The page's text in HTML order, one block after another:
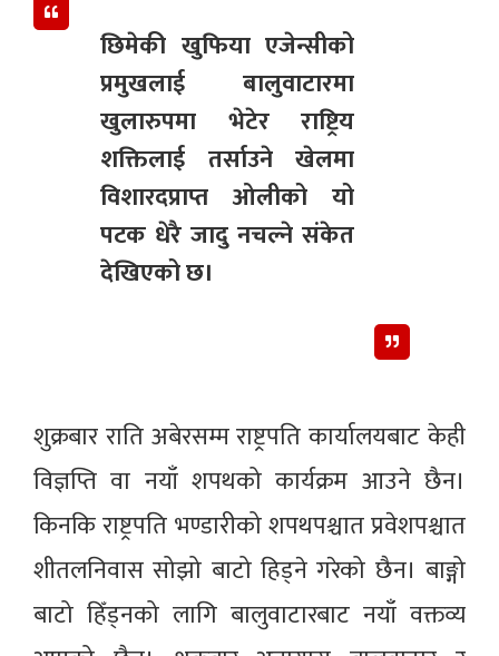
छिमेकी खुफिया एजेन्सीको
प्रमुखलाई बालुवाटारमा
खुलारुपमा भेटेर राष्ट्रिय
शक्तिलाई तर्साउने खेलमा
विशारदप्राप्त ओलीको यो
पटक धेरै जादु नचल्ने संकेत
देखिएको छ।
शुक्रबार राति अबेरसम्म राष्ट्रपति कार्यालयबाट केही
विज्ञप्ति वा नयाँ शपथको कार्यक्रम आउने छैन।
किनकि राष्ट्रपति भण्डारीको शपथपश्चात प्रवेशपश्चात
शीतलनिवास सोझो बाटो हिड्ने गरेको छैन। बाङ्गो
बाटो हिँड्नको लागि बालुवाटारबाट नयाँ वक्तव्य